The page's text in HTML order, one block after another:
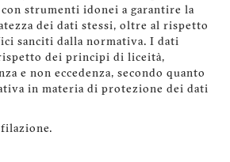
strumenti idonei a garantire la
dei dati stessi, oltre al rispetto
sanciti dalla normativa. I dati
dei principi di liceità,
e non eccedenza, secondo quanto
in materia di protezione dei dati